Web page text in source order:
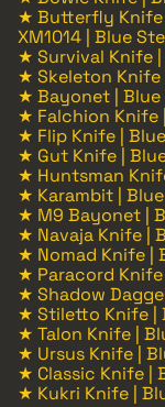
★ Butterfly Knife
XM1014 | Blue
★ Survival Knife |
★ Skeleton Knife
★ Bayonet | Blue
★ Falchion Knife
★ Flip Knife |
★ Gut Knife |
★ Huntsman
★ Karambit |
★ M9 Bayonet |
★ Navaja Knife |
★ Nomad Knife |
★ Paracord Knife
★ Shadow
★ Stiletto Knife |
★ Talon Knife |
★ Ursus Knife |
★ Classic Knife |
★ Kukri Knife |